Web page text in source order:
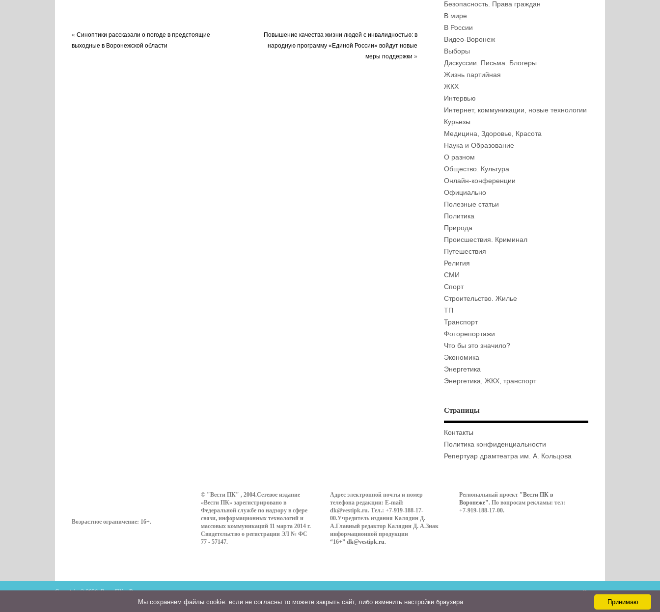
« Синоптики рассказали о погоде в предстоящие
выходные в Воронежской области
Повышение качества жизни людей с инвалидностью: в
народную программу «Единой России» войдут новые
меры поддержки »
Безопасность. Права граждан
В мире
В России
Видео-Воронеж
Выборы
Дискуссии. Письма. Блогеры
Жизнь партийная
ЖКХ
Интервью
Интернет, коммуникации, новые технологии
Курьезы
Медицина, Здоровье, Красота
Наука и Образование
О разном
Общество. Культура
Онлайн-конференции
Официально
Полезные статьи
Политика
Природа
Происшествия. Криминал
Путешествия
Религия
СМИ
Спорт
Строительство. Жилье
ТП
Транспорт
Фоторепортажи
Что бы это значило?
Экономика
Энергетика
Энергетика, ЖКХ, транспорт
Страницы
Контакты
Политика конфиденциальности
Репертуар драмтеатра им. А. Кольцова
Возрастное ограничение: 16+.
© "Вести ПК" , 2004.Сетевое издание
«Вести ПК» зарегистрировано в
Федеральной службе по надзору в сфере
связи, информационных технологий и
массовых коммуникаций 11 марта 2014 г.
Свидетельство о регистрации ЭЛ № ФС
77 - 57147.
Адрес электронной почты и номер
телефона редакции: E-mail:
dk@vestipk.ru. Тел.: +7-919-188-17-
00.Учредитель издания Калядин Д.
А.Главный редактор Калядин Д. А.Знак
информационной продукции
“16+” dk@vestipk.ru.
Региональный проект "Вести ПК в
Воронеже". По вопросам рекламы: тел:
+7-919-188-17-00.
Copyright © 2026. ВестиПК в Воронеже Контакты
Принимаю
Мы cохраняем файлы cookie: если не согласны то можете закрыть сайт, либо изменить настройки браузера